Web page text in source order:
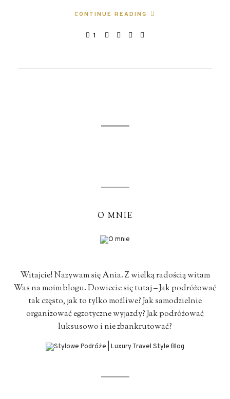
CONTINUE READING
1
O MNIE
Witajcie! Nazywam się Ania. Z wielką radością witam
Was na moim blogu. Dowiecie się tutaj – Jak podróżować
tak często, jak to tylko możliwe? Jak samodzielnie
organizować egzotyczne wyjazdy? Jak podróżować
luksusowo i nie zbankrutować?